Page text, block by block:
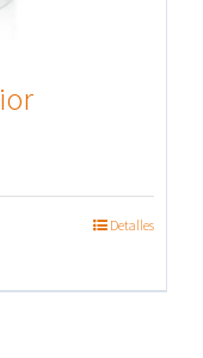
Detalles